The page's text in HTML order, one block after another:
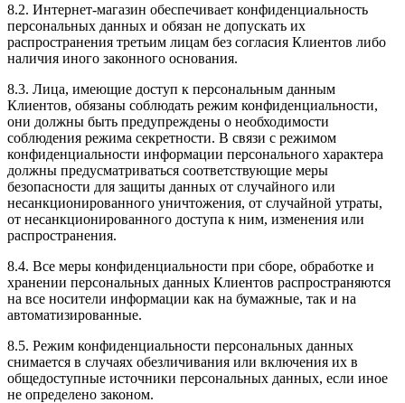
8.2. Интернет-магазин обеспечивает конфиденциальность
персональных данных и обязан не допускать их
распространения третьим лицам без согласия Клиентов либо
наличия иного законного основания.
8.3. Лица, имеющие доступ к персональным данным
Клиентов, обязаны соблюдать режим конфиденциальности,
они должны быть предупреждены о необходимости
соблюдения режима секретности. В связи с режимом
конфиденциальности информации персонального характера
должны предусматриваться соответствующие меры
безопасности для защиты данных от случайного или
несанкционированного уничтожения, от случайной утраты,
от несанкционированного доступа к ним, изменения или
распространения.
8.4. Все меры конфиденциальности при сборе, обработке и
хранении персональных данных Клиентов распространяются
на все носители информации как на бумажные, так и на
автоматизированные.
8.5. Режим конфиденциальности персональных данных
снимается в случаях обезличивания или включения их в
общедоступные источники персональных данных, если иное
не определено законом.